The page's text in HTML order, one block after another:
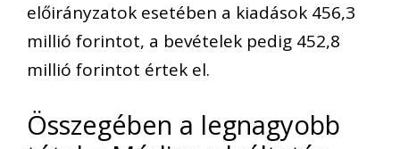
előirányzatok esetében a kiadások 456,3
millió forintot, a bevételek pedig 452,8
millió forintot értek el.
Összegében a legnagyobb